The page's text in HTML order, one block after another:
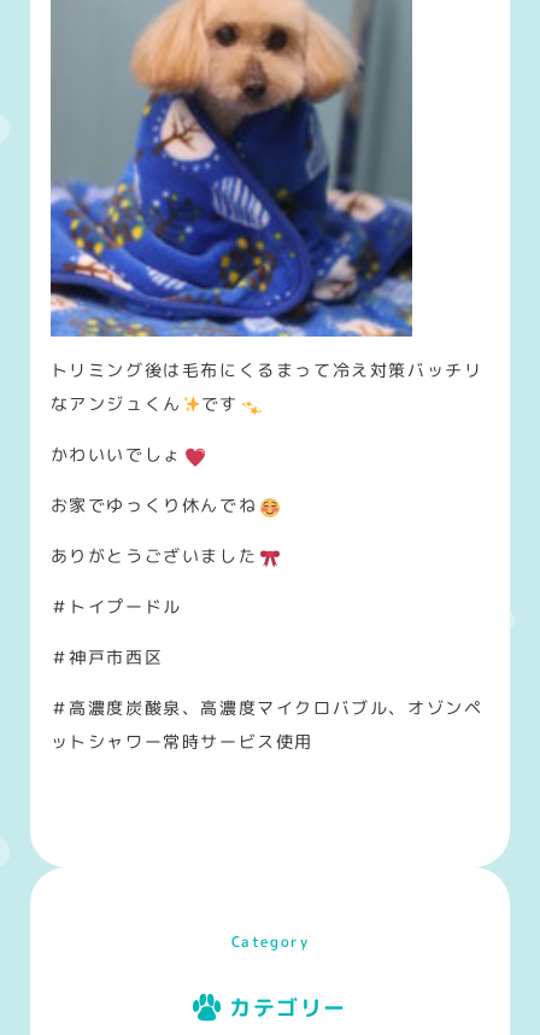
トリミング後は毛布にくるまって冷え対策バッチリ
なアンジュくん
です
かわいいでしょ
お家でゆっくり休んでね
ありがとうございました
＃トイプードル
＃神戸市西区
＃高濃度炭酸泉、高濃度マイクロバブル、オゾンペ
ットシャワー常時サービス使用
Category
カテゴリー